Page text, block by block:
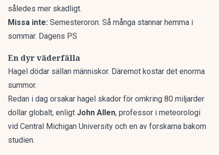
således mer skadligt.
Missa inte: Semesteroron: Så många stannar hemma i
sommar. Dagens PS
En dyr väderfälla
Hagel dödar sällan människor. Däremot kostar det enorma
summor.
Redan i dag orsakar hagel skador för omkring 80 miljarder
dollar globalt, enligt John Allen, professor i meteorologi
vid Central Michigan University och en av forskarna bakom
studien.